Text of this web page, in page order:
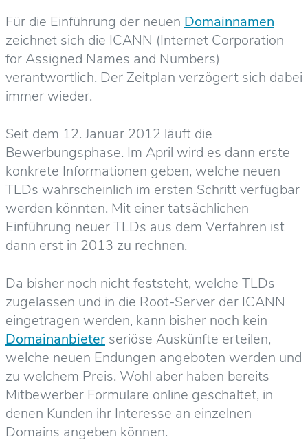
Für die Einführung der neuen Domainnamen
zeichnet sich die ICANN (Internet Corporation
for Assigned Names and Numbers)
verantwortlich. Der Zeitplan verzögert sich dabei
immer wieder.
Seit dem 12. Januar 2012 läuft die
Bewerbungsphase. Im April wird es dann erste
konkrete Informationen geben, welche neuen
TLDs wahrscheinlich im ersten Schritt verfügbar
werden könnten. Mit einer tatsächlichen
Einführung neuer TLDs aus dem Verfahren ist
dann erst in 2013 zu rechnen.
Da bisher noch nicht feststeht, welche TLDs
zugelassen und in die Root-Server der ICANN
eingetragen werden, kann bisher noch kein
Domainanbieter seriöse Auskünfte erteilen,
welche neuen Endungen angeboten werden und
zu welchem Preis. Wohl aber haben bereits
Mitbewerber Formulare online geschaltet, in
denen Kunden ihr Interesse an einzelnen
Domains angeben können.